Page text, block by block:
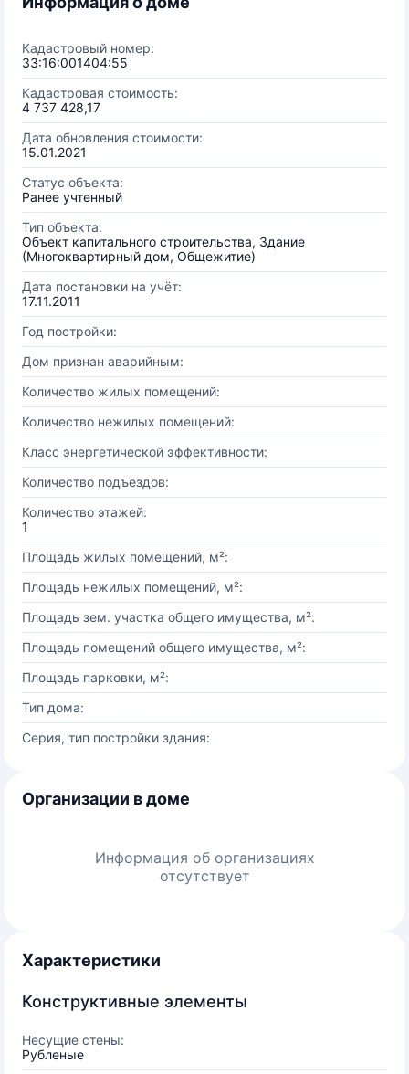
Кадастровый номер:
33:16:001404:55
Кадастровая стоимость:
4 737 428,17
Дата обновления стоимости:
15.01.2021
Статус объекта:
Ранее учтенный
Тип объекта:
Объект капитального строительства, Здание
(Многоквартирный дом, Общежитие)
Дата постановки на учёт:
17.11.2011
Год постройки:
Дом признан аварийным:
Количество жилых помещений:
Количество нежилых помещений:
Класс энергетической эффективности:
Количество подъездов:
Количество этажей:
1
Площадь жилых помещений, м²:
Площадь нежилых помещений, м²:
Площадь зем. участка общего имущества, м²:
Площадь помещений общего имущества, м²:
Площадь парковки, м²:
Тип дома:
Серия, тип постройки здания:
Организации в доме
Информация об организациях
отсутствует
Характеристики
Конструктивные элементы
Несущие стены:
Рубленые